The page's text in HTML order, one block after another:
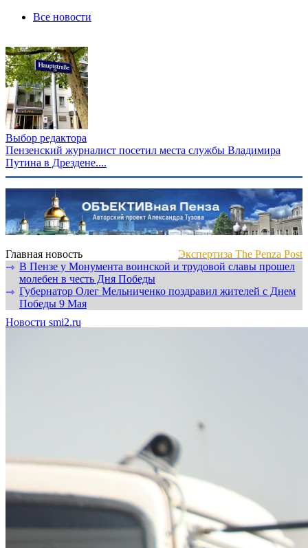
Все новости
Выбор редактора
Пензенский журналист посетил места службы Владимира
Путина в Дрездене....
Главная новость
Экспертиза The Penza Post
⇾ В Пензе у Монумента воинской и трудовой славы прошел
молебен в честь Дня Победы
⇾ Губернатор Олег Мельниченко поздравил жителей с Днем
Победы 9 Мая
Новости smi2.ru